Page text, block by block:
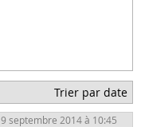
Trier par date
septembre 2014 à 10:45